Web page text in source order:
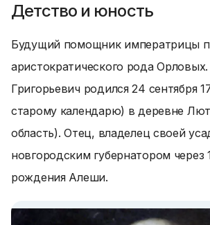
Детство и юность
Будущий помощник императрицы
аристократического рода
Григорьевич родился 24 сентября
старому календарю) в деревне
область). Отец, владелец своей
новгородским губернатором через
рождения Алеши.